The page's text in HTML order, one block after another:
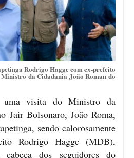
Rodrigo Hagge com ex-prefeito
da Cidadania João Roman do
uma visita do Ministro da
Jair Bolsonaro, João Roma,
sendo calorosamente
Rodrigo Hagge (MDB),
dos seguidores do